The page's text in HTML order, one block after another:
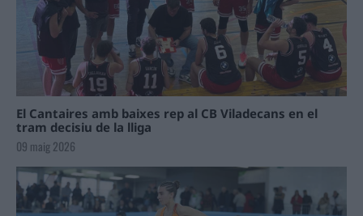
El Cantaires amb baixes rep al CB Viladecans en el
tram decisiu de la lliga
09 maig 2026